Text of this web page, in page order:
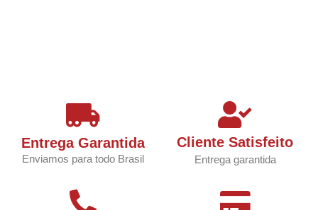
Entrega Garantida
Enviamos para todo Brasil
Cliente Satisfeito
Entrega garantida